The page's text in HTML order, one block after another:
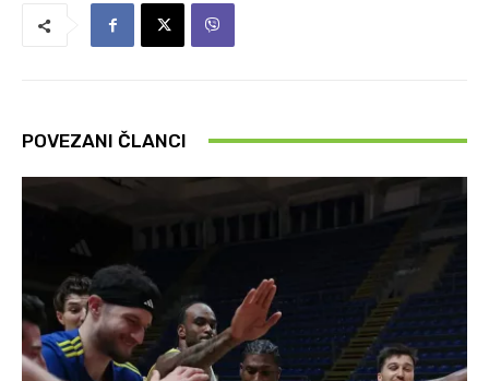
POVEZANI ČLANCI